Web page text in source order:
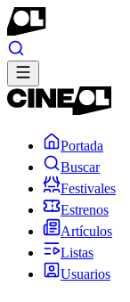
Portada
Buscar
Festivales
Estrenos
Artículos
Listas
Usuarios